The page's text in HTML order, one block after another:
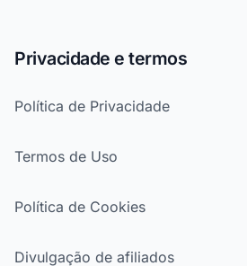
Privacidade e termos
Política de Privacidade
Termos de Uso
Política de Cookies
Divulgação de afiliados